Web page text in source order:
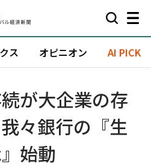
ス オピニオン AI PICK
が大企業の存
々銀行の『生
始動